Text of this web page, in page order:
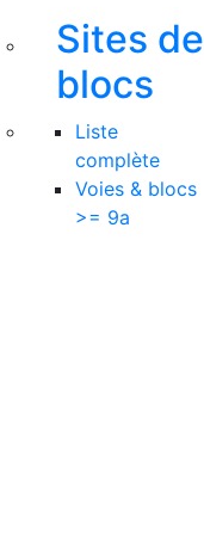
Sites de
blocs
Liste
complète
Voies & blocs
>= 9a